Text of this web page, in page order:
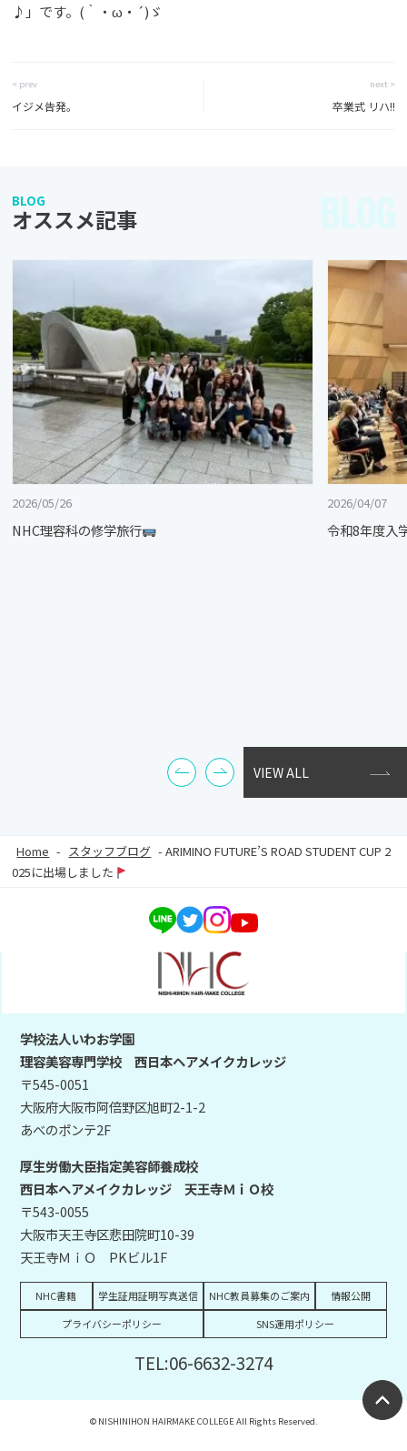
♪」です。(｀・ω・´)ゞ
< prev
イジメ告発。
next >
卒業式 リハ!!
BLOG
オススメ記事
2026/05/26
NHC理容科の修学旅行
2026/04/07
令和8年度入
VIEW ALL
Home - スタッフブログ -ARIMINO FUTURE’S ROAD STUDENT CUP 2
025に出場しました
学校法人いわお学園
理容美容専門学校 西日本ヘアメイクカレッジ
〒545-0051
大阪府大阪市阿倍野区旭町2-1-2
あべのポンテ2F
厚生労働大臣指定美容師養成校
西日本ヘアメイクカレッジ 天王寺ＭｉＯ校
〒543-0055
大阪市天王寺区悲田院町10-39
天王寺ＭｉＯ PKビル1F
NHC書籍 学生証用証明写真送信 NHC教員募集のご案内
情報公開
プライバシーポリシー
SNS運用ポリシー
TEL:06-6632-3274
© NISHINIHON HAIRMAKE COLLEGE All Rights Reserved.